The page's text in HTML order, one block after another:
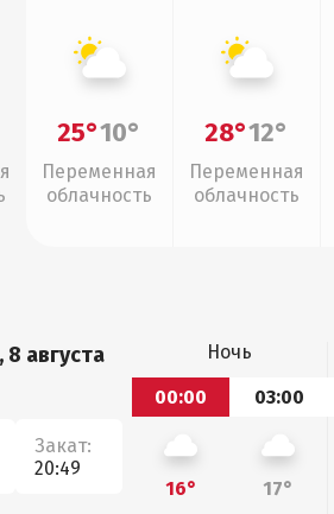
25°10°
Переменная
облачность
28°12°
Переменная
облачность
августа
Закат:
20:49
Ночь
00:00
03:00
16° 17°